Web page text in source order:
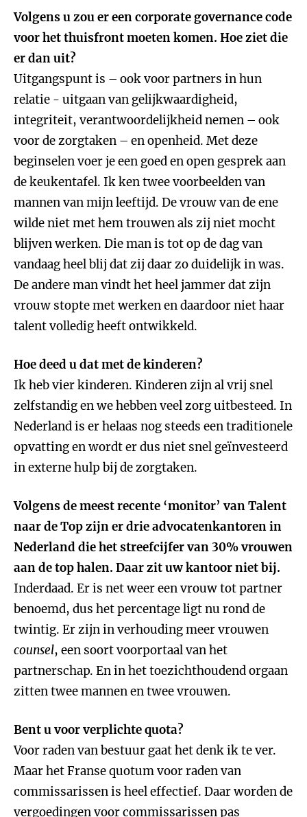
Volgens u zou er een corporate governance code
voor het thuisfront moeten komen. Hoe ziet die
er dan uit?
Uitgangspunt is – ook voor partners in hun
relatie - uitgaan van gelijkwaardigheid,
integriteit, verantwoordelijkheid nemen – ook
voor de zorgtaken – en openheid. Met deze
beginselen voer je een goed en open gesprek aan
de keukentafel. Ik ken twee voorbeelden van
mannen van mijn leeftijd. De vrouw van de ene
wilde niet met hem trouwen als zij niet mocht
blijven werken. Die man is tot op de dag van
vandaag heel blij dat zij daar zo duidelijk in was.
De andere man vindt het heel jammer dat zijn
vrouw stopte met werken en daardoor niet haar
talent volledig heeft ontwikkeld.
Hoe deed u dat met de kinderen?
Ik heb vier kinderen. Kinderen zijn al vrij snel
zelfstandig en we hebben veel zorg uitbesteed. In
Nederland is er helaas nog steeds een traditionele
opvatting en wordt er dus niet snel geïnvesteerd
in externe hulp bij de zorgtaken.
Volgens de meest recente ‘monitor’ van Talent
naar de Top zijn er drie advocatenkantoren in
Nederland die het streefcijfer van 30% vrouwen
aan de top halen. Daar zit uw kantoor niet bij.
Inderdaad. Er is net weer een vrouw tot partner
benoemd, dus het percentage ligt nu rond de
twintig. Er zijn in verhouding meer vrouwen
counsel, een soort voorportaal van het
partnerschap. En in het toezichthoudend orgaan
zitten twee mannen en twee vrouwen.
Bent u voor verplichte quota?
Voor raden van bestuur gaat het denk ik te ver.
Maar het Franse quotum voor raden van
commissarissen is heel effectief. Daar worden de
vergoedingen voor commissarissen pas